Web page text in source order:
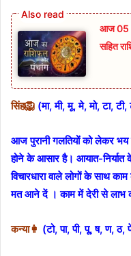
आज 05
सहित
सिंह🦁 (मा, मी, मू, मे, मो, टा,
आज पुरानी गलतियों को लेकर भय
होने के आसार है। आयात-निर्यात
विचारधारा वाले लोगों के साथ
मत आने दें । काम में देरी से लाभ की
कन्या👩 (टो, पा, पी, पू, ष, ण, ठ,